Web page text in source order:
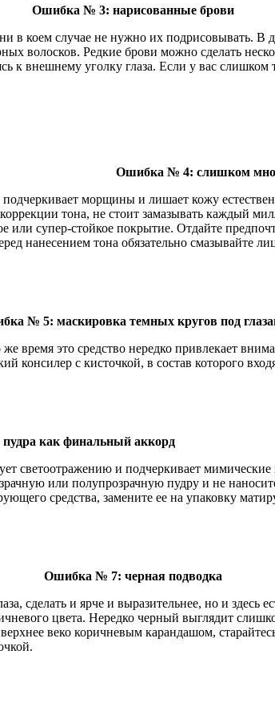
Ошибка № 3: нарисованные брови
ни в коем случае не нужно их подрисовывать.
волосков. Редкие брови можно сделать
к внешнему уголку глаза. Если у вас
Ошибка № 4: слишком
морщины и лишает кожу
тона, не стоит замазывать каждый
или супер-стойкое покрытие. Отдайте
нанесением тона обязательно смазывайте
№ 5: маскировка темных кругов под
время это средство нередко привлекает
консилер с кисточкой, в состав которого
как финальный аккорд
светоотражению и подчеркивает
или полупрозрачную пудру и не
средства, замените ее на упаковку
Ошибка № 7: черная подводка
сделать и ярче и выразительнее, но и здесь
цвета. Нередко черный выглядит
веко коричневым карандашом,